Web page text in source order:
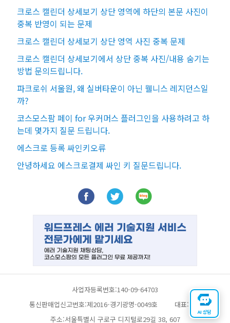
크로스 캘린더 상세보기 상단 영역에 하단의 본문 사진이
중복 반영이 되는 문제
크로스 캘린더 상세보기 상단 영역 사진 중복 문제
크로스 캘린더 상세보기에서 상단 중복 사진/내용 숨기는
방법 문의드립니다.
파크로쉬 서울원, 왜 실버타운이 아닌 웰니스 레지던스일
까?
코스모스팜 페이 for 우커머스 플러그인을 사용하려고 하
는데 몇가지 질문 드립니다.
에스크로 등록 싸인키오류
안녕하세요 에스크로결제 싸인 키 질문드립니다.
사업자등록번호:140-09-64703
통신판매업신고번호:제2016-경기광명-0049호
대표:채찬
주소:서울특별시 구로구 디지털로29길 38, 607
AI 상담